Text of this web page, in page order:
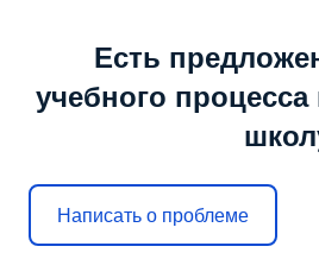
МОБУ ООШ
г. Арсеньев
Есть
учебного процесса
Написать о проблеме